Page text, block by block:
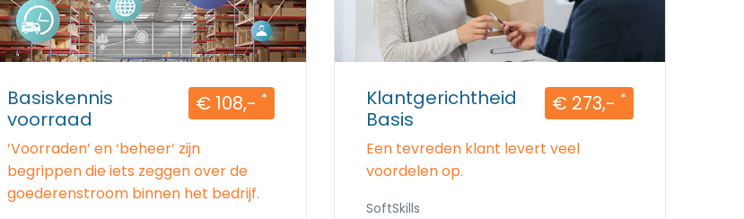
Basiskennis
voorraad
€ 108,- *
‘Voorraden’ en ‘beheer’ zijn
begrippen die iets zeggen over de
goederenstroom binnen het bedrijf.
Klantgerichtheid
Basis
€ 273,- *
Een tevreden klant levert veel
voordelen op.
SoftSkills